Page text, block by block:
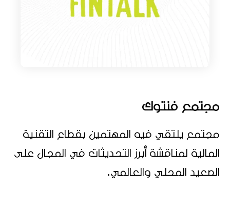
مجتمع فنتوك
مجتمع يلتقي فيه المهتمين بقطاع التقنية
المالية لمناقشة أبرز التحديثات في المجال على
الصعيد المحلي والعالمي.